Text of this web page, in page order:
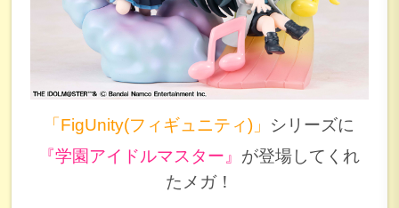
「FigUnity(フィギュニティ)」 シリーズに
『学園アイドルマスター』 が登場してくれ
たメガ！